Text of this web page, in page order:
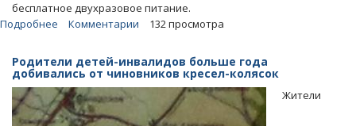
бесплатное двухразовое питание.
Подробнее
Базарном
Карабулаке
детей-
инвалидов
отказывались
Комментарии 132 просмотра
Родители детей-инвалидов больше года
добивались от чиновников кресел-колясок
Жители